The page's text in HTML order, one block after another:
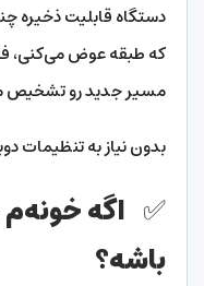
دستگاه قابلیت ذخیره
که طبقه عوض می‌کنی،
مسیر جدید رو تشخیص
بدون نیاز به تنظیمات
✅ اگه خونه‌م
باشه؟